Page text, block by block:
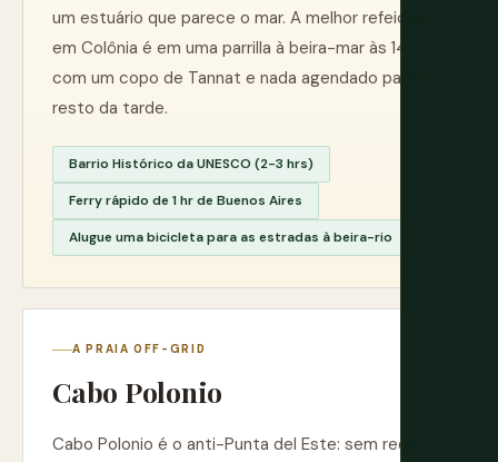
um estuário que parece o mar. A melhor refeição
em Colônia é em uma parrilla à beira-mar às 14h
com um copo de Tannat e nada agendado para o
resto da tarde.
Barrio Histórico da UNESCO (2-3 hrs)
Ferry rápido de 1 hr de Buenos Aires
Alugue uma bicicleta para as estradas à beira-rio
A PRAIA OFF-GRID
Cabo Polonio
Cabo Polonio é o anti-Punta del Este: sem rede